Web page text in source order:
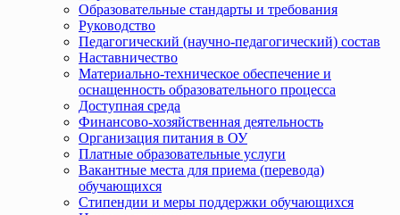
Образовательные стандарты и требования
Руководство
Педагогический (научно-педагогический) состав
Наставничество
Материально-техническое обеспечение и
оснащенность образовательного процесса
Доступная среда
Финансово-хозяйственная деятельность
Организация питания в ОУ
Платные образовательные услуги
Вакантные места для приема (перевода)
обучающихся
Стипендии и меры поддержки обучающихся